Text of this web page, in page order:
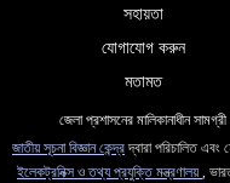
সহায়তা
যোগাযোগ করুন
মতামত
জেলা প্রশাসনের মালিকানাধীন সামগ্রী
জাতীয় সূচনা বিজ্ঞান কেন্দ্রদ্বারা পরিচালিত এবং
ইলেকট্রনিক্স ও তথ্য প্রযুক্তি মন্ত্রণালয় ,